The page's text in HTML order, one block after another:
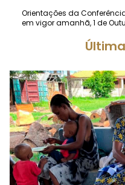
Orientações da
em vigor amanhã, 1 de